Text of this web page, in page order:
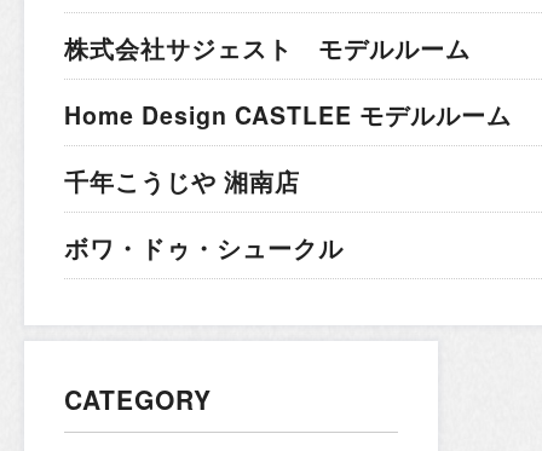
株式会社サジェスト モデルルーム
Home Design CASTLEE モデルルーム
千年こうじや 湘南店
ボワ・ドゥ・シュークル
CATEGORY